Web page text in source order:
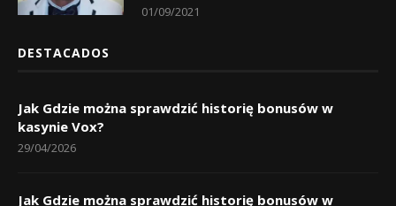
01/09/2021
DESTACADOS
Jak Gdzie można sprawdzić historię bonusów w
kasynie Vox?
29/04/2026
Jak Gdzie można sprawdzić historię bonusów w